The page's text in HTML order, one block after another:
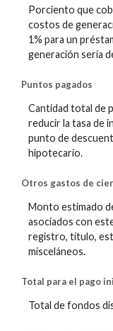
Porciento que
costos de
1% para un
generación sería
Puntos pagados
Cantidad total de
reducir la tasa de
punto de
hipotecario.
Otros gastos de
Monto estimado
asociados con
registro, título,
misceláneos.
Total para el pago
Total de fondos